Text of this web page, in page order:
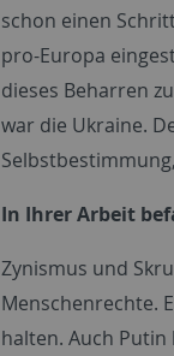
schon einen
pro-Europa
dieses Beharren
war die Ukraine.
In Ihrer Arbeit
Zynismus und
Menschenrechte.
halten. Auch